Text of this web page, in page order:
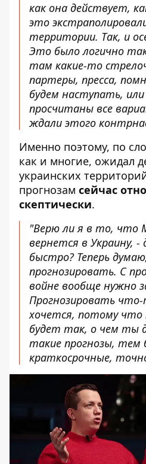
как она действует,
это
территории. Так, и
Это было логично
там какие-то
партеры, пресса,
будем наступать,
просчитаны все
ждали этого
Именно поэтому, по
как и многие, ожидал
украинских
прогнозам сейчас
скептически.
"Верю ли я в то, что
вернется в Украину,
быстро? Теперь
прогнозировать. С
войне вообще нужно
Прогнозировать
хочется, потому что
будет так, о чем ты
такие прогнозы, тем
краткосрочные,